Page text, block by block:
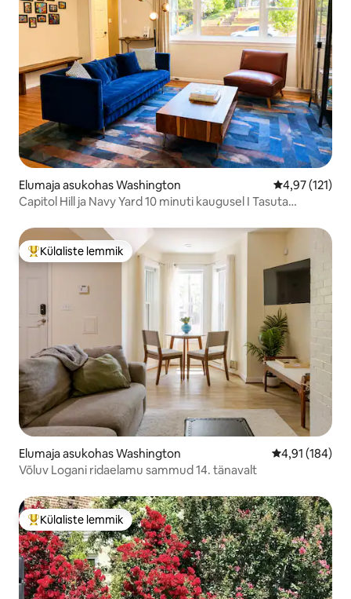
Elumaja asukohas Washington Keskmine
4,97 (121)
Capitol Hill ja Navy Yard 10 minuti kaugusel I Tasuta
Külaliste suur lemmik
Külaliste lemmik
Elumaja asukohas Washington Keskmine
4,91 (184)
Võluv Logani ridaelamu sammud 14. tänavalt
Külaliste suur lemmik
Külaliste lemmik